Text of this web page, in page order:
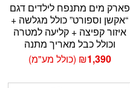
פארק מים מתנפח לילדים דגם
“אקשן וספורט” כולל מגלשה +
איזור קפיצה + קליעה למטרה
וכולל כבל מאריך מתנה
₪1,390 (כולל מע"מ)